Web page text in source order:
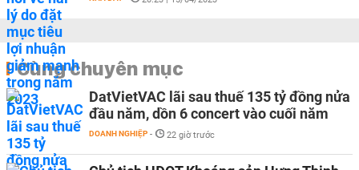
Cùng chuyên mục
DatVietVAC lãi sau thuế 135 tỷ đồng nửa
đầu năm, dồn 6 concert vào cuối năm
DOANH NGHIỆP - 22 giờ trước